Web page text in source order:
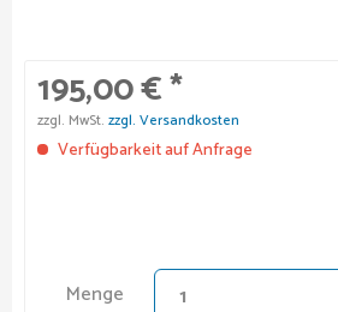
195,00 € *
zzgl. MwSt. zzgl. Versandkosten
Verfügbarkeit auf Anfrage
Menge